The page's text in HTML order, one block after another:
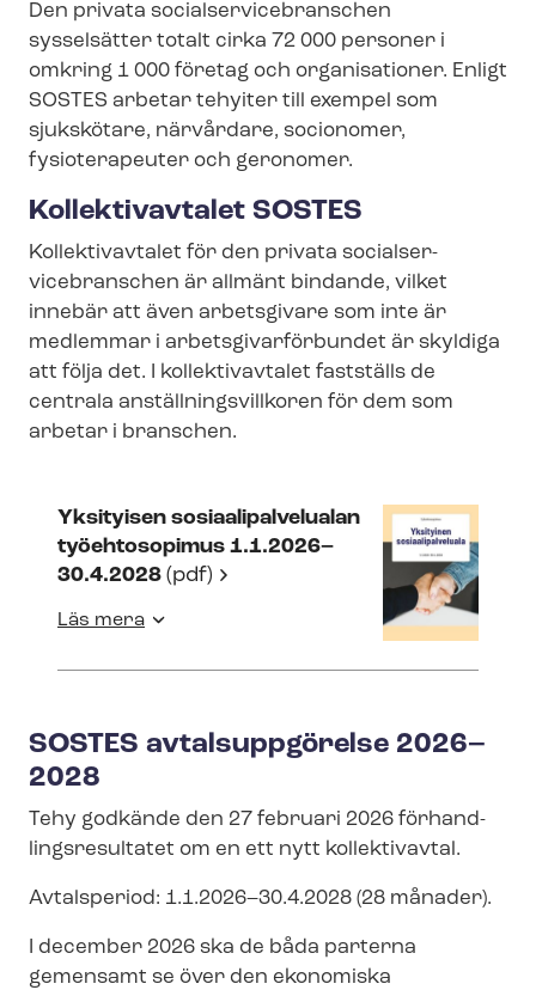
Den privata so­ci­al­ser­vicebran­schen
sysselsätter totalt cirka 72 000 personer i
omkring 1 000 företag och organisationer. Enligt
SOSTES arbetar tehyiter till exempel som
sjukskötare, närvårdare, socionomer,
fysioterapeuter och geronomer.
Kollektivavtalet SOSTES
Kollektivavtalet för den privata so­ci­al­ser­
vicebran­schen är allmänt bindande, vilket
innebär att även arbetsgivare som inte är
medlemmar i ar­bets­gi­var­för­bun­det är skyldiga
att följa det. I kollektivavtalet fastställs de
centrala an­ställ­nings­vill­ko­ren för dem som
arbetar i branschen.
Yksityisen so­si­aali­pal­velu­a­lan
työehtosopimus 1.1.2026–
30.4.2028 (pdf)
Läs mera
SOSTES avtalsuppgörelse 2026–
2028
Tehy godkände den 27 februari 2026 för­hand­
lings­re­sul­ta­tet om en ett nytt kollektivavtal.
Avtalsperiod: 1.1.2026–30.4.2028 (28 månader).
I december 2026 ska de båda parterna
gemensamt se över den ekonomiska